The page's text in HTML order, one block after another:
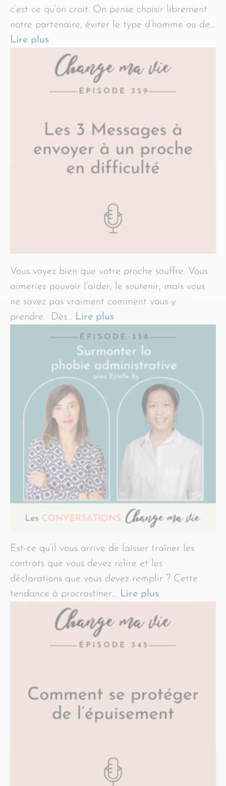
c’est ce qu’on croit. On pense choisir librement
notre partenaire, éviter le type d’homme ou de…
Lire plus
Vous voyez bien que votre proche souffre. Vous
aimeriez pouvoir l’aider, le soutenir, mais vous
ne savez pas vraiment comment vous y
prendre. Dès… Lire plus
Est-ce qu’il vous arrive de laisser traîner les
contrats que vous devez relire et les
déclarations que vous devez remplir ? Cette
tendance à procrastiner… Lire plus